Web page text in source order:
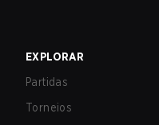
EXPLORAR
Partidas
Torneios